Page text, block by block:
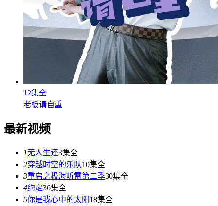
12集全
老板请自重
最新视频
1无人生还3集全
2穿越时空的乐队10集全
3重启之极海听雷第二季30集全
4约定36集全
5你是我心中的太阳18集全